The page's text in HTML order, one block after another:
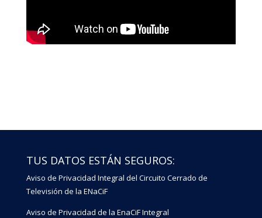
TUS DATOS ESTÁN SEGUROS:
Aviso de Privacidad Integral del Circuito Cerrado de
Televisión de la ENaCiF
Aviso de Privacidad de la EnaCiF Integral